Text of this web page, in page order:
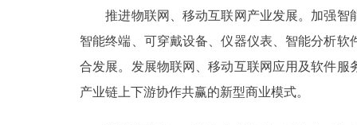
推进物联网、移动互联网产业发展。加强智
智能终端、可穿戴设备、仪器仪表、智能分析
合发展。发展物联网、移动互联网应用及软件
产业链上下游协作共赢的新型商业模式。